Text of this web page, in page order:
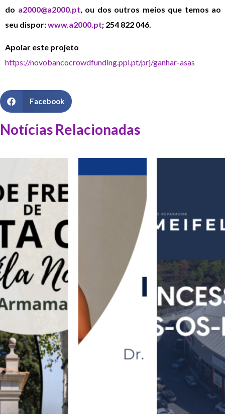
do a2000@a2000.pt, ou dos outros meios que temos ao
seu dispor:www.a2000.pt; 254 822 046.
Apoiar este projeto
https://novobancocrowdfunding.ppl.pt/prj/ganhar-asas
Facebook
Notícias Relacionadas